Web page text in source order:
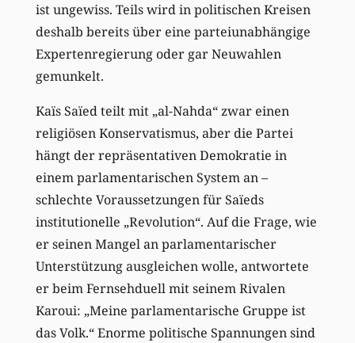
ist ungewiss. Teils wird in politischen Kreisen
deshalb bereits über eine parteiunabhängige
Expertenregierung oder gar Neuwahlen
gemunkelt.
Kaïs Saïed teilt mit „al-Nahda“ zwar einen
religiösen Konservatismus, aber die Partei
hängt der repräsentativen Demokratie in
einem parlamentarischen System an –
schlechte Voraussetzungen für Saïeds
institutionelle „Revolution“. Auf die Frage, wie
er seinen Mangel an parlamentarischer
Unterstützung ausgleichen wolle, antwortete
er beim Fernsehduell mit seinem Rivalen
Karoui: „Meine parlamentarische Gruppe ist
das Volk.“ Enorme politische Spannungen sind